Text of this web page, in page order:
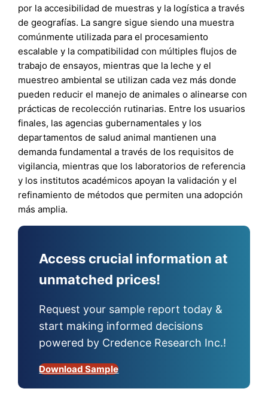
por la accesibilidad de muestras y la logística a través
de geografías. La sangre sigue siendo una muestra
comúnmente utilizada para el procesamiento
escalable y la compatibilidad con múltiples flujos de
trabajo de ensayos, mientras que la leche y el
muestreo ambiental se utilizan cada vez más donde
pueden reducir el manejo de animales o alinearse con
prácticas de recolección rutinarias. Entre los usuarios
finales, las agencias gubernamentales y los
departamentos de salud animal mantienen una
demanda fundamental a través de los requisitos de
vigilancia, mientras que los laboratorios de referencia
y los institutos académicos apoyan la validación y el
refinamiento de métodos que permiten una adopción
más amplia.
Access crucial information at
unmatched prices!
Request your sample report today &
start making informed decisions
powered by Credence Research Inc.!
Download Sample